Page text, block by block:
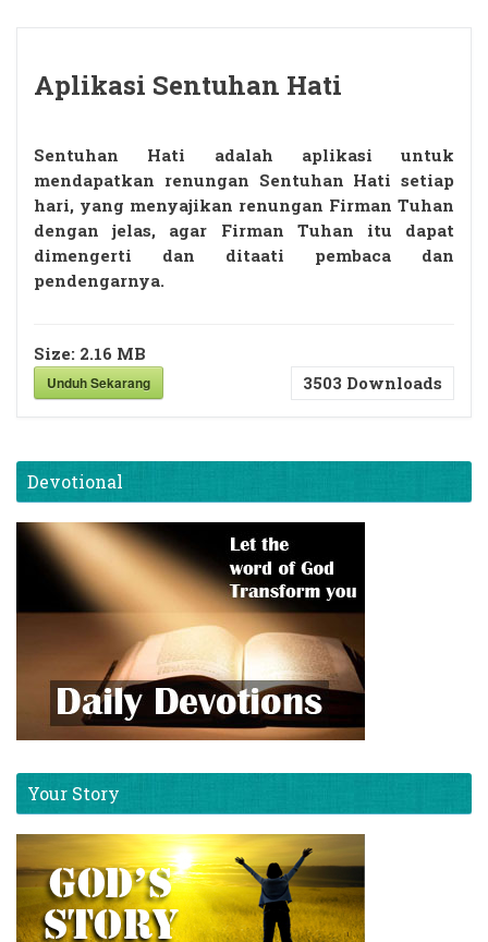
Aplikasi Sentuhan Hati
Sentuhan Hati adalah aplikasi untuk
mendapatkan renungan Sentuhan Hati setiap
hari, yang menyajikan renungan Firman Tuhan
dengan jelas, agar Firman Tuhan itu dapat
dimengerti dan ditaati pembaca dan
pendengarnya.
Size: 2.16 MB
Unduh Sekarang 3503 Downloads
Devotional
Your Story